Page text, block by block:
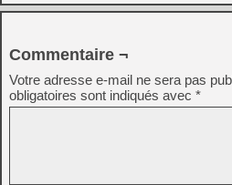
Commentaire ¬
Votre adresse e-mail ne sera pas
obligatoires sont indiqués avec *